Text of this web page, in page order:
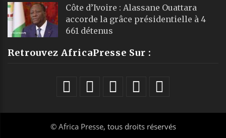
Côte d’Ivoire : Alassane Ouattara
accorde la grâce présidentielle à 4
661 détenus
Retrouvez AfricaPresse Sur :
© Africa Presse, tous droits réservés